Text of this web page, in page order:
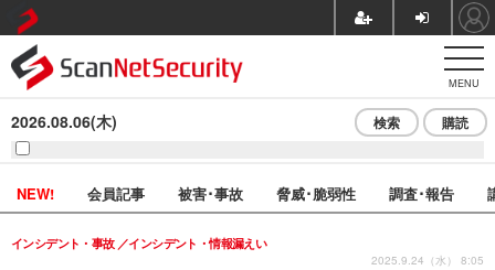
MENU
2026.08.06(木) 検索 購読
NEW! 会員記事 被害･事故 脅威･脆弱性 調査･報告
インシデント・事故 インシデント・情報漏えい
2025.9.24（水） 8:05